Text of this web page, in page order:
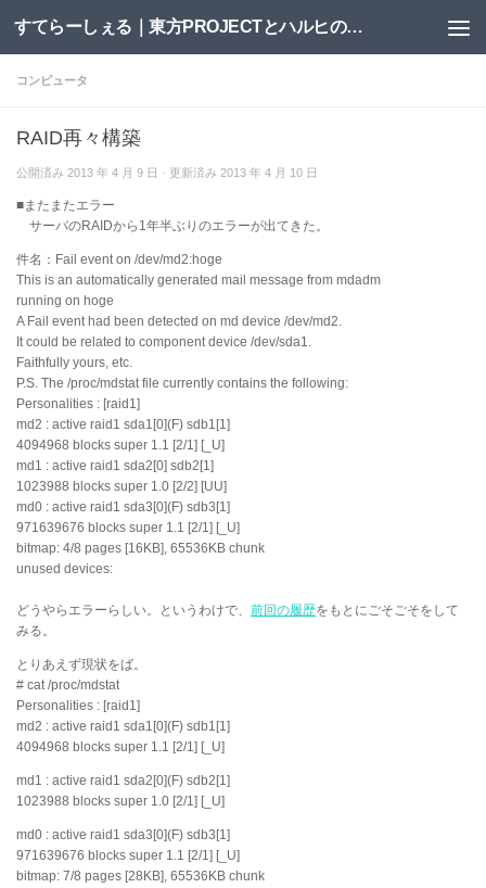
コンテンツへスキップ すてらーしぇる｜東方PROJECTとハルヒの二次創作サイト
コンピュータ
RAID再々構築
公開済み 2013 年 4 月 9 日 · 更新済み 2013 年 4 月 10 日
■またまたエラー
サーバのRAIDから1年半ぶりのエラーが出てきた。
件名：Fail event on /dev/md2:hoge
This is an automatically generated mail message from mdadm
running on hoge
A Fail event had been detected on md device /dev/md2.
It could be related to component device /dev/sda1.
Faithfully yours, etc.
P.S. The /proc/mdstat file currently contains the following:
Personalities : [raid1]
md2 : active raid1 sda1[0](F) sdb1[1]
4094968 blocks super 1.1 [2/1] [_U]
md1 : active raid1 sda2[0] sdb2[1]
1023988 blocks super 1.0 [2/2] [UU]
md0 : active raid1 sda3[0](F) sdb3[1]
971639676 blocks super 1.1 [2/1] [_U]
bitmap: 4/8 pages [16KB], 65536KB chunk
unused devices:
どうやらエラーらしい。というわけで、 前回の履歴をもとにごそごそをして
みる。
とりあえず現状をば。
# cat /proc/mdstat
Personalities : [raid1]
md2 : active raid1 sda1[0](F) sdb1[1]
4094968 blocks super 1.1 [2/1] [_U]
md1 : active raid1 sda2[0](F) sdb2[1]
1023988 blocks super 1.0 [2/1] [_U]
md0 : active raid1 sda3[0](F) sdb3[1]
971639676 blocks super 1.1 [2/1] [_U]
bitmap: 7/8 pages [28KB], 65536KB chunk